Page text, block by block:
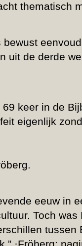
thematisch
uit de derde
69 keer in de
eigenlijk
eeuw in
Toch
tussen